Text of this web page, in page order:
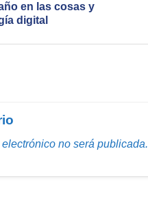
en las cosas y
digital
no será publicada.